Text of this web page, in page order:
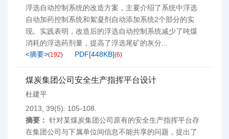
浮选自动控制系统的改造方案，主要介绍了系统中浮选
自动加药控制系统和絮凝剂自动添加系统2个部分的实
现。实践表明，改造后的浮选自动控制系统减少了吨煤
消耗的浮选药剂量，提高了浮选尾矿的灰分...
<摘要>(192) PDF[448KB](6)
煤炭集团公司安全生产指挥平台设计
杜建平
2013, 39(5): 105-108.
摘要： 针对某煤炭集团公司原有的安全生产指挥平台存
在集团公司与下属单位间信息不能共享的问题，提出了